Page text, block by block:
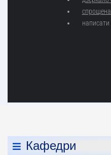
Кафедри